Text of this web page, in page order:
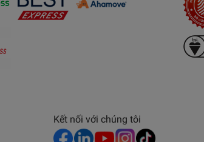
Kết nối với chúng tôi